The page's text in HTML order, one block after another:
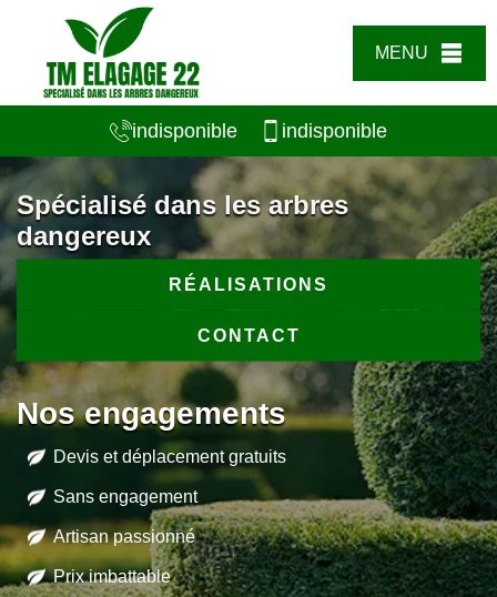
MENU
indisponible indisponible
Spécialisé dans les arbres
dangereux
RÉALISATIONS
CONTACT
Nos engagements
Devis et déplacement gratuits
Sans engagement
Artisan passionné
Prix imbattable